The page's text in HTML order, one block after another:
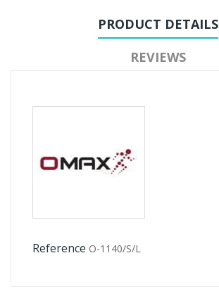
PRODUCT DETAILS
REVIEWS
Reference O-1140/S/L